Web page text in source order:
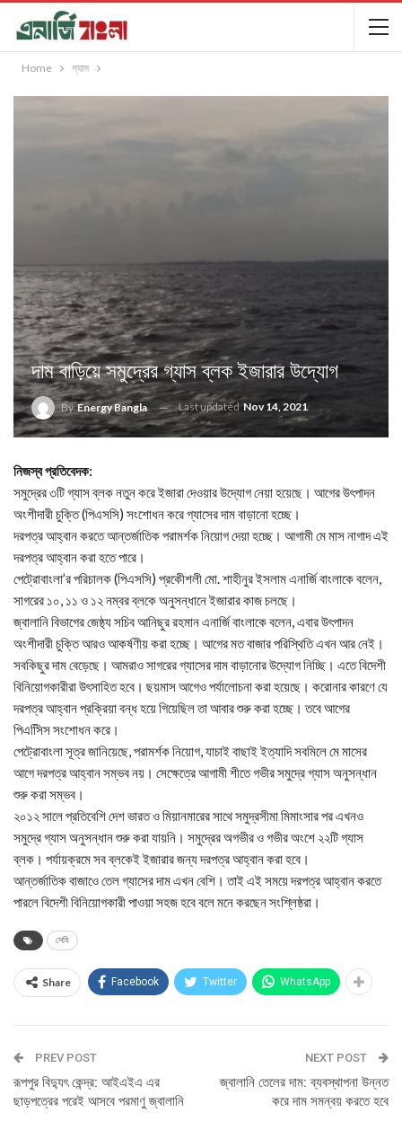
Home গ্যাস
দাম বাড়িয়ে সমুদ্রের গ্যাস ব্লক ইজারার উদ্যোগ
ByEnergy Bangla Last updatedNov 14, 2021
নিজস্ব প্রতিবেদক:
সমুদ্রের ৩টি গ্যাস ব্লক নতুন করে ইজারা দেওয়ার উদ্যোগ নেয়া হয়েছে। আগের উৎপাদন
অংশীদারী চুক্তি (পিএসসি) সংশোধন করে গ্যাসের দাম বাড়ানো হচ্ছে।
দরপত্র আহ্বান করতে আন্তর্জাতিক পরামর্শক নিয়োগ দেয়া হচ্ছে। আগামী মে মাস নাগাদ এই
দরপত্র আহ্বান করা হতে পারে।
পেট্রোবাংলা’র পরিচালক (পিএসসি) প্রকেীশলী মো. শাহীনুর ইসলাম এনার্জি বাংলাকে বলেন,
সাগরের ১০, ১১ ও ১২ নম্বর ব্লকে অনুসন্ধানে ইজারার কাজ চলছে।
জ্বালানি বিভাগের জেষ্ঠ্য সচিব আনিছুর রহমান এনার্জি বাংলাকে বলেন, এবার উৎপাদন
অংশীদারী চুক্তি আরও আকর্ষণীয় করা হচ্ছে। আগের মত বাজার পরিস্থিতি এখন আর নেই।
সবকিছুর দাম বেড়েছে। আমরাও সাগরের গ্যাসের দাম বাড়ানোর উদ্যোগ নিচ্ছি। এতে বিদেশী
বিনিয়োগকারীরা উৎসাহিত হবে। ছয়মাস আগেও পর্যালোচনা করা হয়েছে। করোনার কারণে যে
দরপত্র আহ্বান প্রক্রিয়া বন্ধ হয়ে গিয়েছিল তা আবার শুরু করা হচ্ছে। তবে আগের
পিএসিিস সংশোধন করে।
পেট্রোবাংলা সূত্র জানিয়েছে, পরামর্শক নিয়োগ, যাচাই বাছাই ইত্যাদি সবমিলে মে মাসের
আগে দরপত্র আহ্বান সম্ভব নয়। সেক্ষেত্রে আগামী শীতে গভীর সমুদ্রে গ্যাস অনুসন্ধান
শুরু করা সম্ভব।
২০১২ সালে প্রতিবেশি দেশ ভারত ও মিয়ানমারের সাথে সমুদ্রসীমা মিমাংসার পর এখনও
সমুদ্রে গ্যাস অনুসন্ধান শুরু করা যায়নি। সমুদ্রের অগভীর ও গভীর অংশে ২২টি গ্যাস
ব্লক। পর্যায়ক্রমে সব ব্লকেই ইজারার জন্য দরপত্র আহ্বান করা হবে।
আন্তর্জাতিক বাজাওে তেল গ্যাসের দাম এখন বেশি। তাই এই সময়ে দরপত্র আহ্বান করতে
পারলে বিদেশী বিনিয়োগকারী পাওয়া সহজ হবে বলে মনে করছেন সংশ্লিষ্ঠরা।
সেমি
Share Facebook Twitter WhatsApp
PREV POST
রূপপুর বিদ্যুৎ কেন্দ্র: আইএইএ এর
ছাড়পত্রের পরেই আসবে পরমাণু জ্বালানি
NEXT POST
জ্বালানি তেলের দাম: ব্যবস্থাপনা উন্নত
করে দাম সমন্বয় করতে হবে